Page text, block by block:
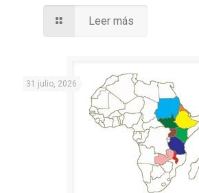
Leer más
31 julio, 2026